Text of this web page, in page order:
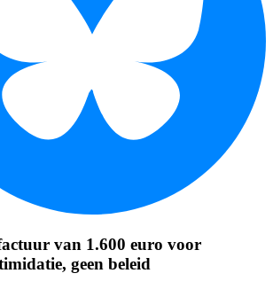
van 1.600 euro voor
geen beleid